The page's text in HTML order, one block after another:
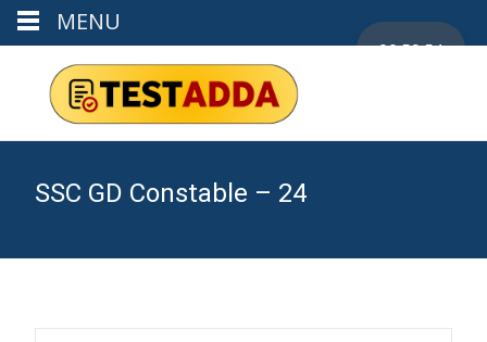
SSC GD Constable – 24
00:59:53
MENU